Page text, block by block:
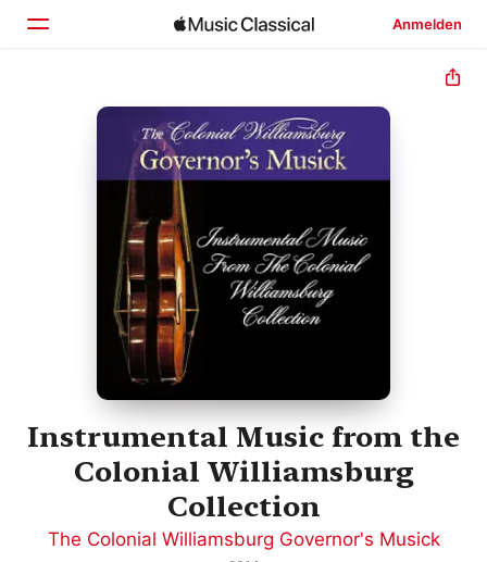
Anmelden
Startseite
Entdecken
Suchen
Instrumental Music from the
Colonial Williamsburg
Collection
The Colonial Williamsburg Governor's Musick